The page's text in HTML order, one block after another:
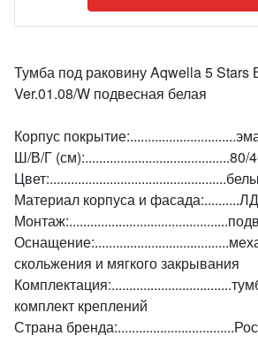
Тумба под раковину Aqwella 5 Stars
Ver.01.08/W подвесная белая
Корпус
Ш/В/Г (см):.........................................80/
Материал корпуса и
скольжения и мягкого закрывания
комплект креплений
Страна